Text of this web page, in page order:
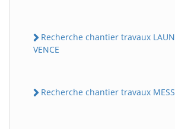
Recherche chantier travaux
VENCE
Recherche chantier travaux